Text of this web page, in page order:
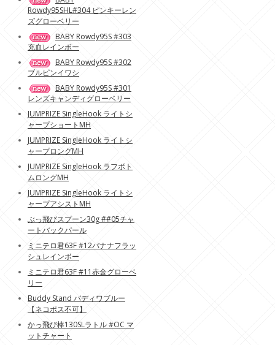
Rowdy95SHL#304 ピンキーレン
ズグローベリー
BABY Rowdy95S #303
充血レインボー
BABY Rowdy95S #302
ブルピンイワシ
BABY Rowdy95S #301
レンズキャンディグローベリー
JUMPRIZE SingleHook ライトシ
ャープショートMH
JUMPRIZE SingleHook ライトシ
ャープロングMH
JUMPRIZE SingleHook ラフボト
ムロングMH
JUMPRIZE SingleHook ライトシ
ャープアシストMH
ぶっ飛びスプーン30g ##05チャ
ートバックパール
ミニテロ君63F #12バナナフラッ
シュレインボー
ミニテロ君63F #11赤金グローベ
リー
Buddy Stand バディワブルー
【ネコポス不可】
かっ飛び棒130SLラトル #OC マ
ットチャート